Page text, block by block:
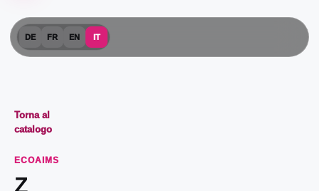
DE FR EN IT
Torna al
catalogo
ECOAIMS
Z